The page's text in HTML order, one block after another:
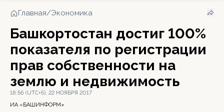
Главная/Экономика
Башкортостан достиг 100%
показателя по регистрации
прав собственности на
землю и недвижимость
18:56 (UTC+5), 22 НОЯБРЯ 2017
ИА «БАШИНФОРМ»